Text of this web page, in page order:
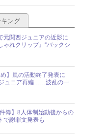
ング
元関西ジュニアの近影に
ゃれクリップ』“バックシ
】嵐の活動終了発表に
ュニア再編……波乱の一
簿】8人体制始動後からの
謝罪文発表も